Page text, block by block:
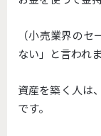
（小売業界の
ない」と言われ
資産を築く人は、
です。